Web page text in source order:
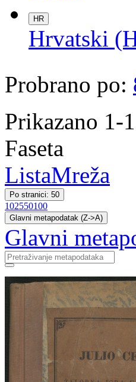
HR
Hrvatski
Probrano po:
Prikazano 1-
Faseta
ListaMreža
Po stranici: 50
102550100
Glavni metapodatak (Z->A)
Glavni